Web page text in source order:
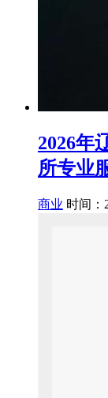
2026年
所专业
商业 时间：